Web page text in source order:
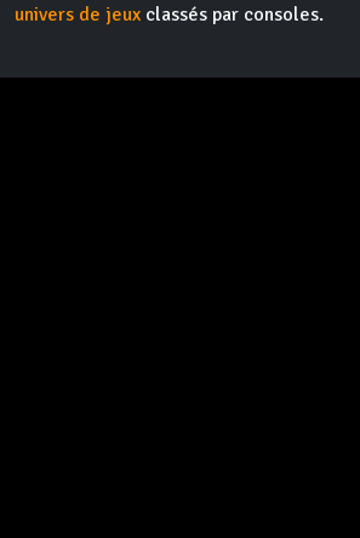
univers de jeux classés par consoles.